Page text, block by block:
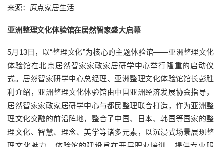
来源：原点家居生活
亚洲整理文化体验馆在居然智家盛大启幕
5月13日，以“整理文化”为核心的主题体验馆——亚洲整理文化
体验馆在北京居然智家家政家居研学中心举行隆重的启动仪
式。居然智家研学中心总经理、亚洲整理文化体验馆馆长彭胜
利介绍，亚洲整理文化体验馆由中国亚洲经济发展协会指导，
居然智家家政家居研学中心与都民整理联合打造，作为亚洲整
理文化交融的前沿阵地，整合了中国、日本、韩国等国家的整
理文化、智慧、理念、美学等诸多元素，以沉浸式场景展现整